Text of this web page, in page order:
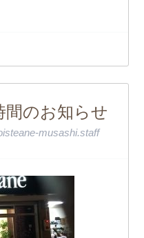
のお知らせ
musashi.staff